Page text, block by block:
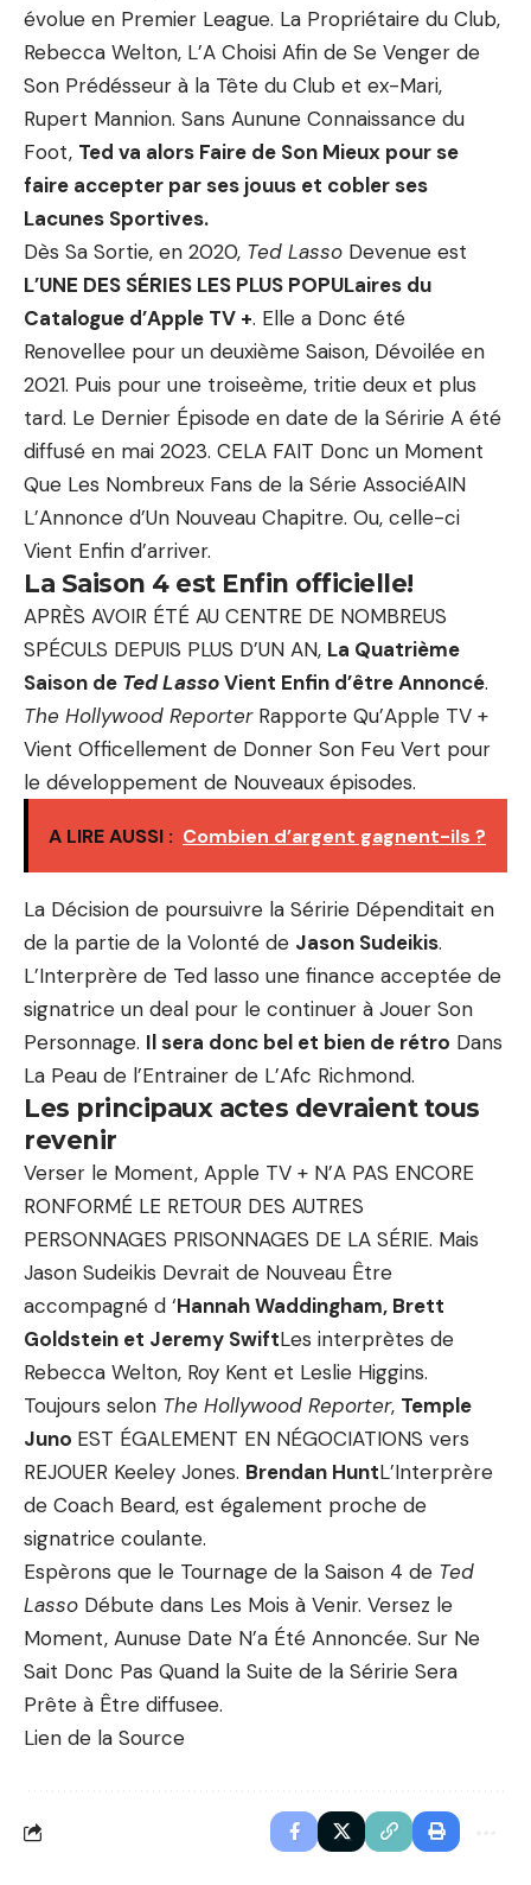
évolue en Premier League. La Propriétaire du Club,
Rebecca Welton, L’A Choisi Afin de Se Venger de
Son Prédésseur à la Tête du Club et ex-Mari,
Rupert Mannion. Sans Aunune Connaissance du
Foot, Ted va alors Faire de Son Mieux pour se
faire accepter par ses jouus et cobler ses
Lacunes Sportives.
Dès Sa Sortie, en 2020, Ted Lasso Devenue est
L’UNE DES SÉRIES LES PLUS POPULaires du
Catalogue d’Apple TV +. Elle a Donc été
Renovellee pour un deuxième Saison, Dévoilée en
2021. Puis pour une troiseème, tritie deux et plus
tard. Le Dernier Épisode en date de la Séririe A été
diffusé en mai 2023. CELA FAIT Donc un Moment
Que Les Nombreux Fans de la Série AssociéAIN
L’Annonce d’Un Nouveau Chapitre. Ou, celle-ci
Vient Enfin d’arriver.
La Saison 4 est Enfin officielle!
APRÈS AVOIR ÉTÉ AU CENTRE DE NOMBREUS
SPÉCULS DEPUIS PLUS D’UN AN, La Quatrième
Saison de Ted LassoVient Enfin d’être Annoncé.
The Hollywood ReporterRapporte Qu’Apple TV +
Vient Officellement de Donner Son Feu Vert pour
le développement de Nouveaux épisodes.
A LIRE AUSSI : Combien d’argent gagnent-ils ?
La Décision de poursuivre la Séririe Dépenditait en
de la partie de la Volonté de Jason Sudeikis.
L’Interprère de Ted lasso une finance acceptée de
signatrice un deal pour le continuer à Jouer Son
Personnage. Il sera donc bel et bien de rétro Dans
La Peau de l’Entrainer de L’Afc Richmond.
Les principaux actes devraient tous
revenir
Verser le Moment, Apple TV + N’A PAS ENCORE
RONFORMÉ LE RETOUR DES AUTRES
PERSONNAGES PRISONNAGES DE LA SÉRIE. Mais
Jason Sudeikis Devrait de Nouveau Être
accompagné d ‘Hannah Waddingham, Brett
Goldstein et Jeremy SwiftLes interprètes de
Rebecca Welton, Roy Kent et Leslie Higgins.
Toujours selon The Hollywood Reporter, Temple
Juno EST ÉGALEMENT EN NÉGOCIATIONS vers
REJOUER Keeley Jones. Brendan HuntL’Interprère
de Coach Beard, est également proche de
signatrice coulante.
Espèrons que le Tournage de la Saison 4 de Ted
Lasso Débute dans Les Mois à Venir. Versez le
Moment, Aunuse Date N’a Été Annoncée. Sur Ne
Sait Donc Pas Quand la Suite de la Séririe Sera
Prête à Être diffusee.
Lien de la Source